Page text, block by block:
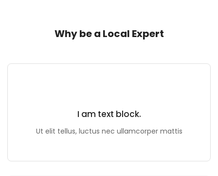
Why be a Local Expert
I am text block.
Ut elit tellus, luctus nec ullamcorper mattis